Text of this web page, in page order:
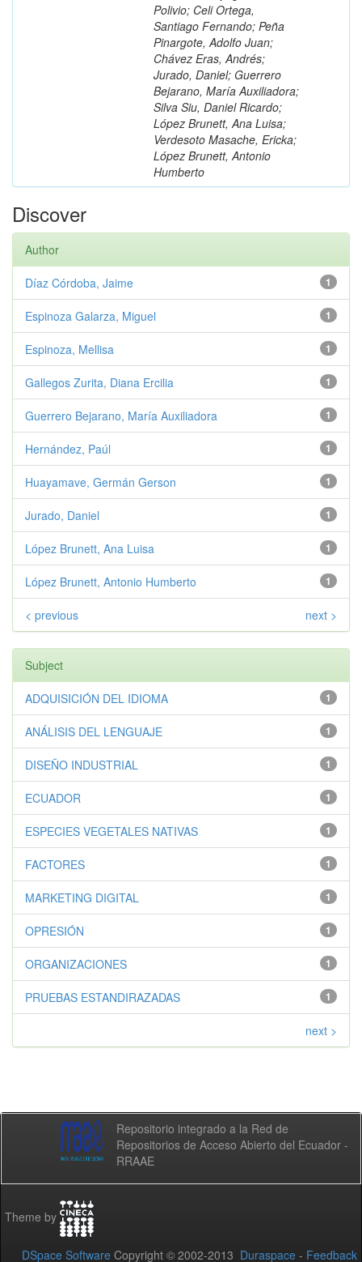
Polivio; Celi Ortega,
Santiago Fernando; Peña
Pinargote, Adolfo Juan;
Chávez Eras, Andrés;
Jurado, Daniel; Guerrero
Bejarano, María Auxiliadora;
Silva Siu, Daniel Ricardo;
López Brunett, Ana Luisa;
Verdesoto Masache, Ericka;
López Brunett, Antonio
Humberto
Discover
Author
1
Díaz Córdoba, Jaime
1
Espinoza Galarza, Miguel
1
Espinoza, Mellisa
1
Gallegos Zurita, Diana Ercilia
1
Guerrero Bejarano, María Auxiliadora
1
Hernández, Paúl
1
Huayamave, Germán Gerson
1
Jurado, Daniel
1
López Brunett, Ana Luisa
1
López Brunett, Antonio Humberto
< previous next >
Subject
1
ADQUISICIÓN DEL IDIOMA
1
ANÁLISIS DEL LENGUAJE
1
DISEÑO INDUSTRIAL
1
ECUADOR
1
ESPECIES VEGETALES NATIVAS
1
FACTORES
1
MARKETING DIGITAL
1
OPRESIÓN
1
ORGANIZACIONES
1
PRUEBAS ESTANDIRAZADAS
next >
Repositorio integrado a la Red de
Repositorios de Acceso Abierto del Ecuador -
RRAAE
Theme by
DSpace Software Copyright © 2002-2013 Duraspace - Feedback